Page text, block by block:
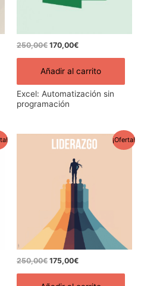
250,00€ 170,00€
Añadir al carrito
Excel: Automatización sin
programación
¡Oferta!
250,00€
El
precio
original
250,00€.
175,00€
El
precio
es: